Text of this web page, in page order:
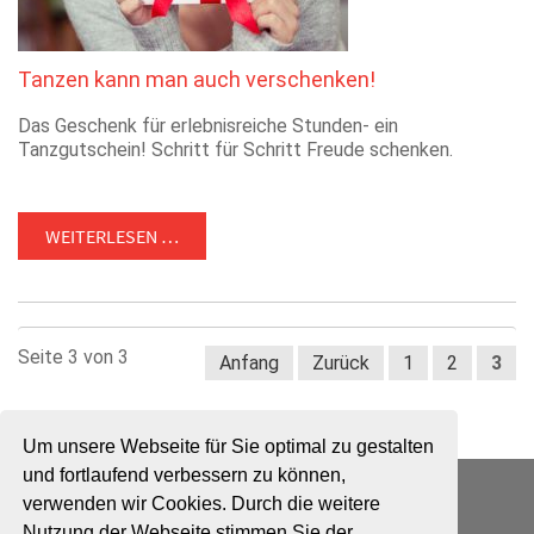
Um unsere Webseite für Sie optimal zu gestalten
und fortlaufend verbessern zu können,
verwenden wir Cookies. Durch die weitere
Tanzen kann man auch verschenken!
Das Geschenk für erlebnisreiche Stunden- ein
Tanzgutschein! Schritt für Schritt Freude schenken.
WEITERLESEN …
Seite 3 von 3 Anfang Zurück 1 2 3
ADTV Tanzschule Wiesrecker
Schwarzer Weg 1